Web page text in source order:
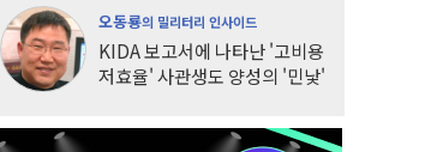
오동룡의 밀리터리 인사이드
KIDA 보고서에 나타난 '고비용
저효율' 사관생도 양성의 '민낯'